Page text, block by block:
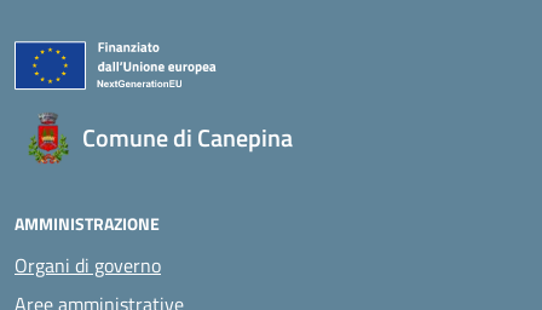
Comune di Canepina
AMMINISTRAZIONE
Organi di governo
Aree amministrative